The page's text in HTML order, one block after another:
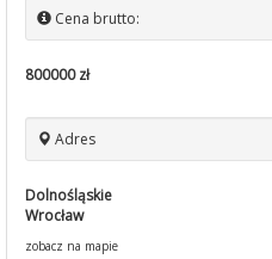
Cena brutto:
800000 zł
Adres
Dolnośląskie
Wrocław
zobacz na mapie